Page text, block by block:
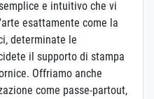
e intuitivo che vi
esattamente come la
determinate le
il supporto di stampa
Offriamo anche
come passe-partout,